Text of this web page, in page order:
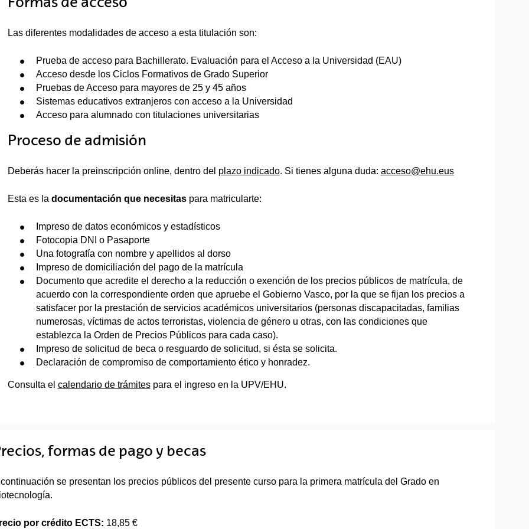
Las diferentes modalidades de acceso a esta titulación son:
Prueba de acceso para Bachillerato. Evaluación para el Acceso a la Universidad (EAU)
Acceso desde los Ciclos Formativos de Grado Superior
Pruebas de Acceso para mayores de 25 y 45 años
Sistemas educativos extranjeros con acceso a la Universidad
Acceso para alumnado con titulaciones universitarias
Proceso de admisión
Deberás hacer la preinscripción online, dentro del plazo indicado. Si tienes alguna duda: acceso@ehu.eus
Esta es la documentación que necesitaspara matricularte:
Impreso de datos económicos y estadísticos
Fotocopia DNI o Pasaporte
Una fotografía con nombre y apellidos al dorso
Impreso de domiciliación del pago de la matrícula
Documento que acredite el derecho a la reducción o exención de los precios públicos de matrícula, de
acuerdo con la correspondiente orden que apruebe el Gobierno Vasco, por la que se fijan los precios a
satisfacer por la prestación de servicios académicos universitarios (personas discapacitadas, familias
numerosas, víctimas de actos terroristas, violencia de género u otras, con las condiciones que
establezca la Orden de Precios Públicos para cada caso).
Impreso de solicitud de beca o resguardo de solicitud, si ésta se solicita.
Declaración de compromiso de comportamiento ético y honradez.
Consulta el calendario de trámitespara el ingreso en la UPV/EHU.
formas de pago y becas
se presentan los precios públicos del presente curso para la primera matrícula del Grado en
por crédito ECTS: 18,85 €